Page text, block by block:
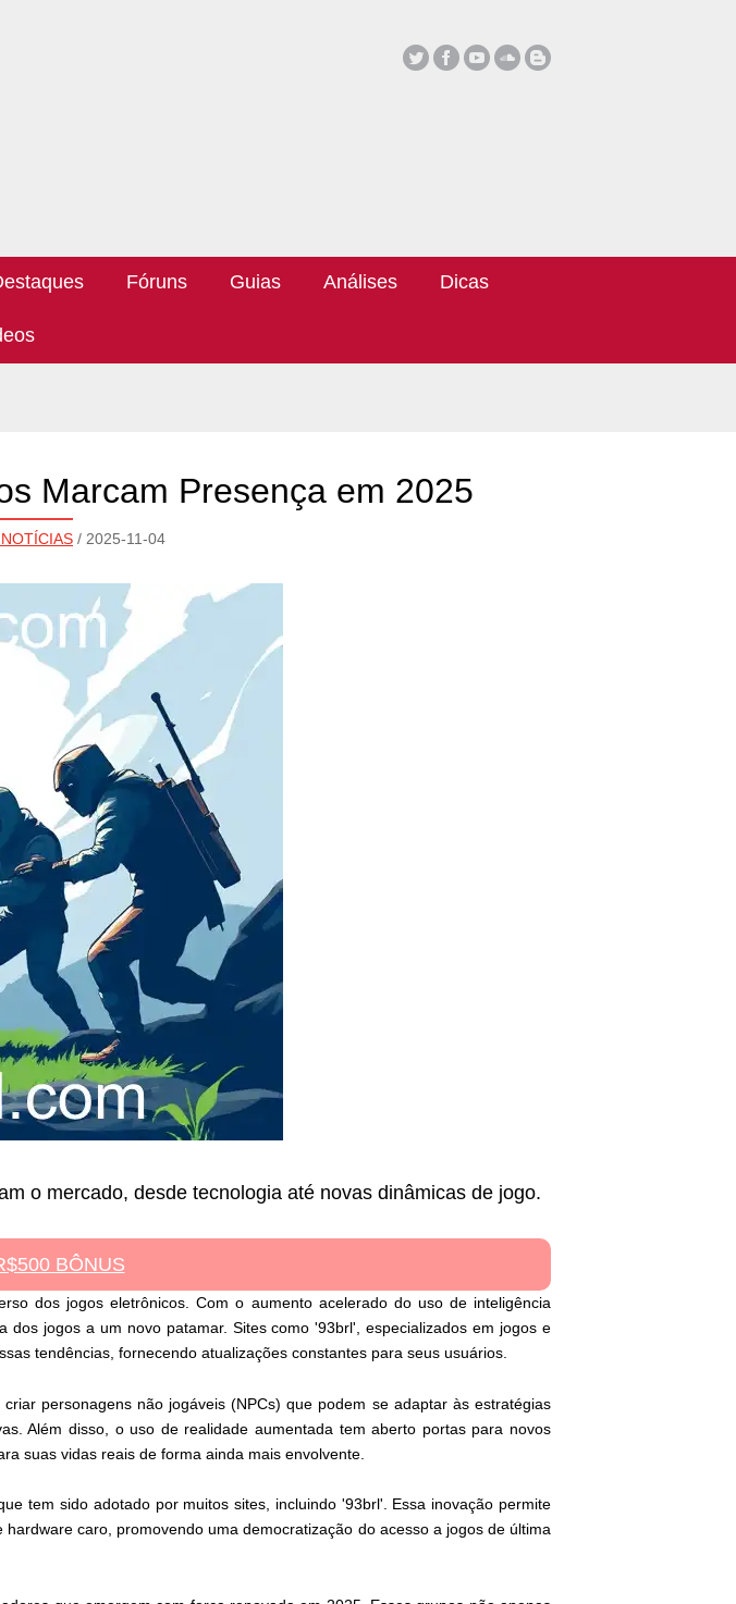
Fóruns Guias Análises Dicas
Marcam Presença em 2025
/ 2025-11-04
o mercado, desde tecnologia até novas dinâmicas de jogo.
BÔNUS
dos jogos eletrônicos. Com o aumento acelerado do uso de inteligência
jogos a um novo patamar. Sites como '93brl', especializados em jogos e
tendências, fornecendo atualizações constantes para seus usuários.
personagens não jogáveis (NPCs) que podem se adaptar às estratégias
Além disso, o uso de realidade aumentada tem aberto portas para novos
suas vidas reais de forma ainda mais envolvente.
tem sido adotado por muitos sites, incluindo '93brl'. Essa inovação permite
caro, promovendo uma democratização do acesso a jogos de última